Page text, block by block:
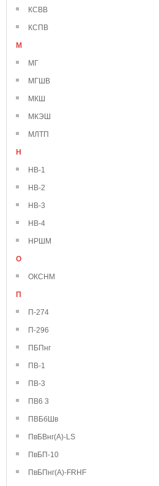
КСВВ
КСПВ
М
МГ
МГШВ
МКШ
МКЭШ
МЛТП
Н
НВ-1
НВ-2
НВ-3
НВ-4
НРШМ
О
ОКСНМ
П
П-274
П-296
ПБПнг
ПВ-1
ПВ-3
ПВ6 3
ПВБбШв
ПвБВнг(А)-LS
ПвБП-10
ПвБПнг(А)-FRHF